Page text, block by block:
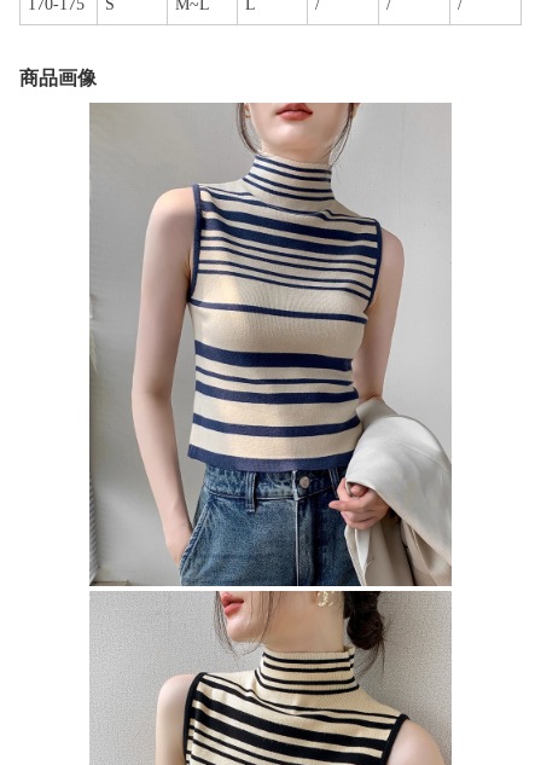
170-175 S M~L L / / /
商品画像